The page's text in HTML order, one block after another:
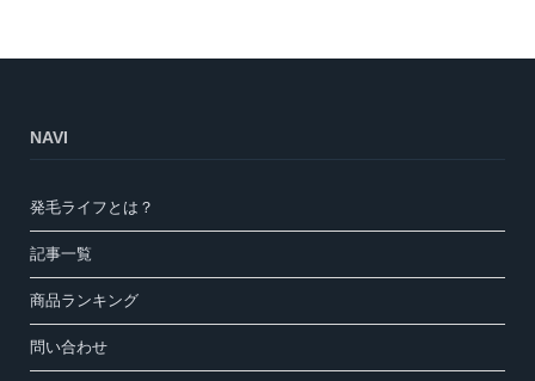
NAVI
発毛ライフとは？
記事一覧
商品ランキング
問い合わせ